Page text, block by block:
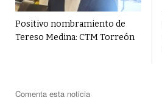
Positivo nombramiento de
Tereso Medina: CTM Torreón
Comenta esta noticia